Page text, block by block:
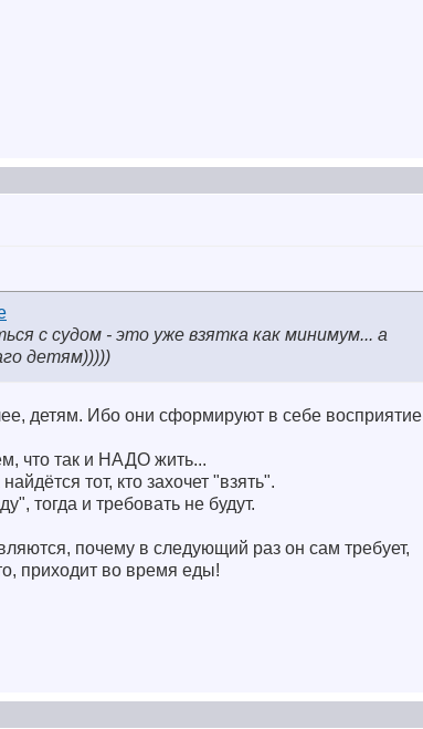
с судом - это уже взятка как минимум... а
детям)))))
детям. Ибо они сформируют в себе восприятие
что так и НАДО жить...
тот, кто захочет "взять".
тогда и требовать не будут.
почему в следующий раз он сам требует,
приходит во время еды!